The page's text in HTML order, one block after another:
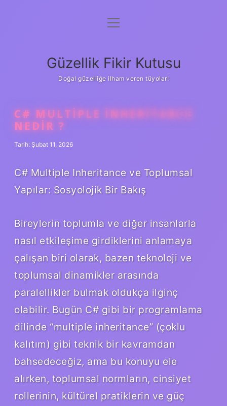
Anasayfa
Yasal Uyarı
menüyü
Güzellik Fikir Kutusu
Doğal güzelliğe ilham veren tüyolar!
C# MULTIPLE INHERITANCE
NEDIR ?
Tarih: Şubat 11, 2026
C# Multiple Inheritance ve Toplumsal
Yapılar: Sosyolojik Bir Bakış
Bireylerin toplumla ve diğer insanlarla
nasıl etkileşime girdiklerini anlamaya
çalışan biri olarak, bazen teknoloji ve
toplumsal dinamikler arasında
paralellikler bulmak oldukça ilginç
olabilir. Bugün C# gibi bir programlama
dilinde “multiple inheritance” (çoklu
kalıtım) gibi teknik bir kavramdan
bahsedeceğiz, ama bu konuyu ele
alırken, toplumsal normların, cinsiyet
rollerinin, kültürel pratiklerin ve güç